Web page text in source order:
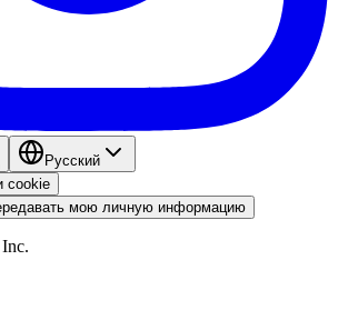
Pyccкий
cookie
мою личную информацию